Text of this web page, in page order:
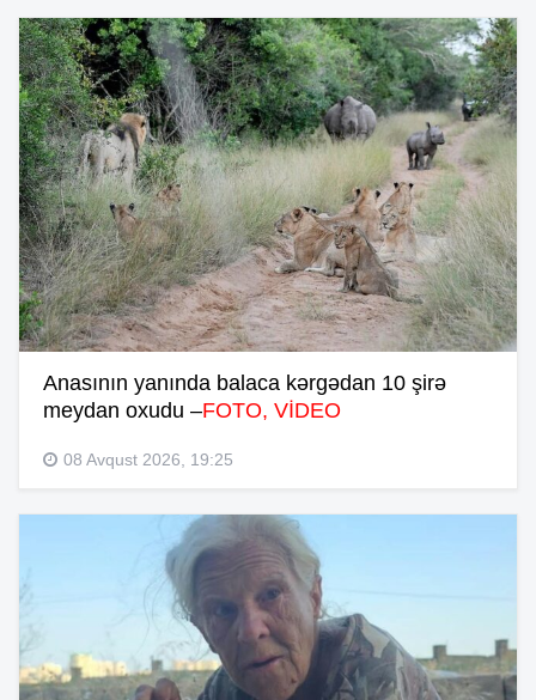
Anasının yanında balaca kərgədan 10 şirə
meydan oxudu –FOTO, VİDEO
08 Avqust 2026, 19:25